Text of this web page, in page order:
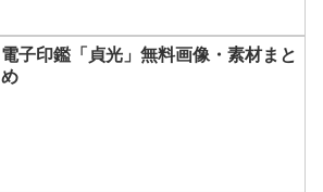
電子印鑑「貞光」無料画像・素材まと
め